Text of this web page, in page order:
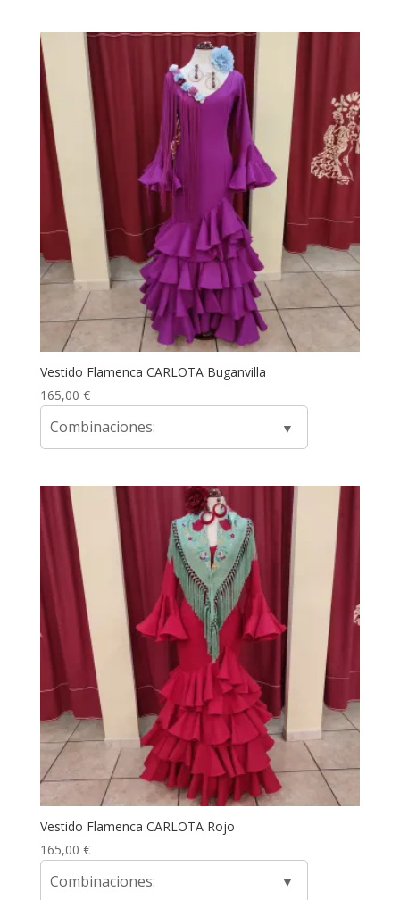
Vestido Flamenca CARLOTA Buganvilla
165,00 €
Combinaciones:
Vestido Flamenca CARLOTA Rojo
165,00 €
Combinaciones: